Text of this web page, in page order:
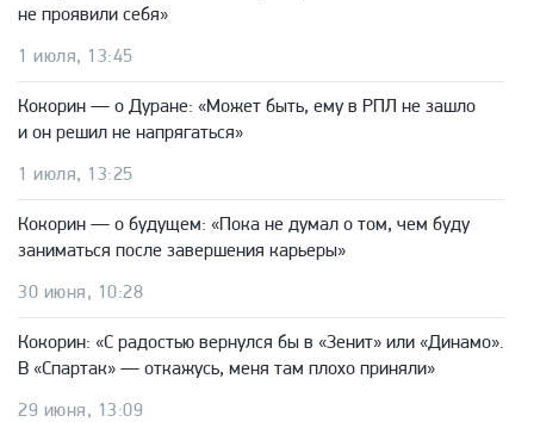
не проявили себя»
1 июля, 13:45
Кокорин — о Дуране: «Может быть, ему в РПЛ не зашло
и он решил не напрягаться»
1 июля, 13:25
Кокорин — о будущем: «Пока не думал о том, чем буду
заниматься после завершения карьеры»
30 июня, 10:28
Кокорин: «С радостью вернулся бы в «Зенит» или «Динамо».
В «Спартак» — откажусь, меня там плохо приняли»
29 июня, 13:09